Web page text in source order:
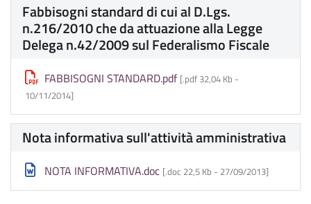
Fabbisogni standard di cui al D.Lgs.
n.216/2010 che da attuazione alla Legge
Delega n.42/2009 sul Federalismo Fiscale
FABBISOGNI STANDARD.pdf [.pdf 32,04 Kb -
10/11/2014]
Nota informativa sull'attività amministrativa
NOTA INFORMATIVA.doc [.doc 22,5 Kb - 27/09/2013]